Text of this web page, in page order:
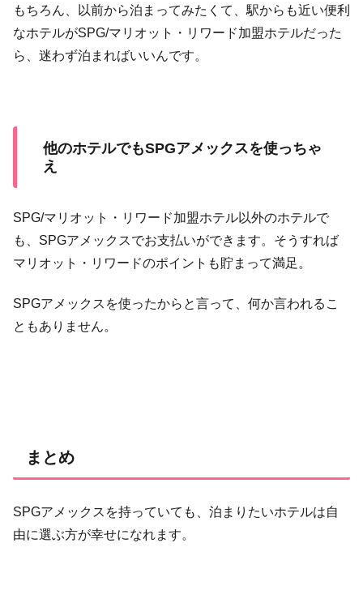
もちろん、以前から泊まってみたくて、駅からも近い便利
なホテルがSPG/マリオット・リワード加盟ホテルだった
ら、迷わず泊まればいいんです。
他のホテルでもSPGアメックスを使っちゃ
え
SPG/マリオット・リワード加盟ホテル以外のホテルで
も、SPGアメックスでお支払いができます。そうすれば
マリオット・リワードのポイントも貯まって満足。
SPGアメックスを使ったからと言って、何か言われるこ
ともありません。
まとめ
SPGアメックスを持っていても、泊まりたいホテルは自
由に選ぶ方が幸せになれます。